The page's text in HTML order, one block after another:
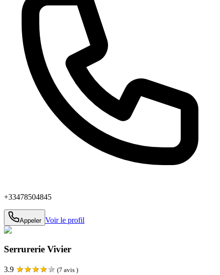
+33478504845
Appeler Voir le profil
Serrurerie Vivier
3.9 ★★★★★ (7 avis )